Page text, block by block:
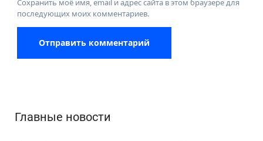
последующих моих комментариев.
Главные новости